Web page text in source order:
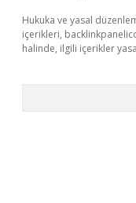
Hukuka ve yasal
içerikleri,
halinde, ilgili içerikler